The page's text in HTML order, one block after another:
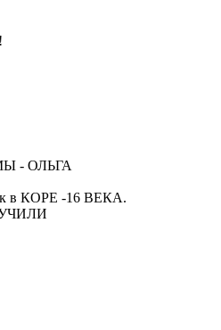
- ОЛЬГА
в КОРЕ -16 ВЕКА.